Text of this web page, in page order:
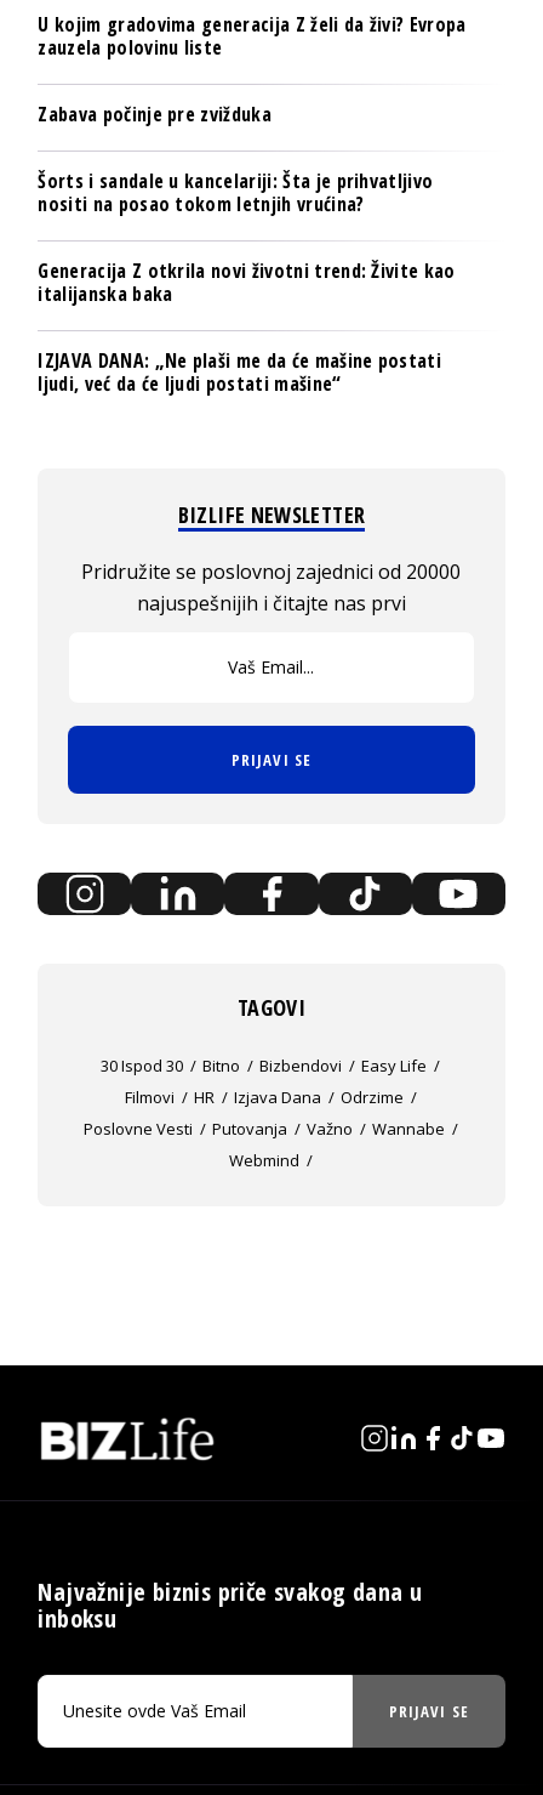
U kojim gradovima generacija Z želi da živi? Evropa
zauzela polovinu liste
Zabava počinje pre zvižduka
Šorts i sandale u kancelariji: Šta je prihvatljivo
nositi na posao tokom letnjih vrućina?
Generacija Z otkrila novi životni trend: Živite kao
italijanska baka
IZJAVA DANA: „Ne plaši me da će mašine postati
ljudi, već da će ljudi postati mašine“
BIZLIFE NEWSLETTER
Pridružite se poslovnoj zajednici od 20000
najuspešnijih i čitajte nas prvi
PRIJAVI SE
TAGOVI
30 Ispod 30 Bitno Bizbendovi
Easy Life
Filmovi
HR Izjava Dana
Odrzime
Poslovne Vesti
Putovanja Važno
Wannabe
Webmind
Najvažnije biznis priče svakog dana u
inboksu
PRIJAVI SE